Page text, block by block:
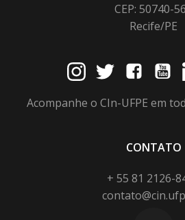
CEP: 50740-
Recife/PE
Acompanhe o CIn-UFPE em
CONTATO
+ 55 81 2126-